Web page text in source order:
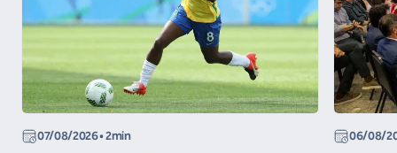
07/08/2026• 2min 06/08/